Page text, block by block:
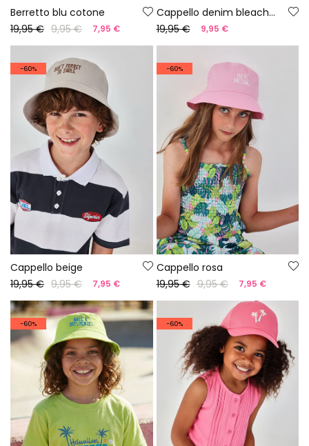
Berretto blu cotone
19,95 € 9,95 € 7,95 €
Cappello denim bleach con ricamo
19,95 €
9,95 €
-60%
Cappello beige
19,95 € 9,95 € 7,95 €
-60%
Cappello rosa
19,95 € 9,95 € 7,95 €
-60% -60%